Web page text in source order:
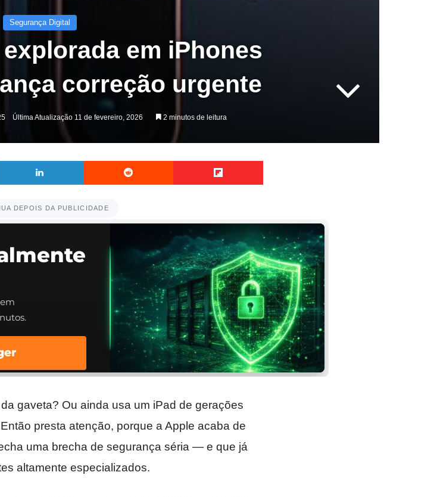
Segurança Digital
em iPhones
correção urgente
Última Atualização 11 de fevereiro, 2026 2 minutos de leitura
Linkedin Reddit Flipboard
DEPOIS DA PUBLICIDADE
gaveta? Ou ainda usa um iPad de gerações
presta atenção, porque a Apple acaba de
uma brecha de segurança séria — e que já
altamente especializados.